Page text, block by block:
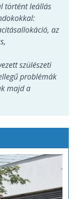
történt leállás
az
szülészeti
problémák
majd a